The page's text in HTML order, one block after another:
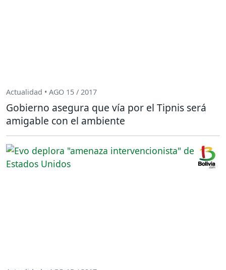
Actualidad • AGO 15 / 2017
Gobierno asegura que vía por el Tipnis será
amigable con el ambiente